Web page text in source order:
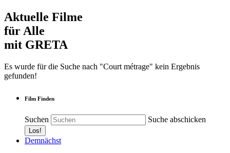
Aktuelle Filme
für Alle
mit GRETA
Es wurde für die Suche nach "Court métrage" kein Ergebnis
gefunden!
Film Finden
Suchen Suche abschicken
Demnächst